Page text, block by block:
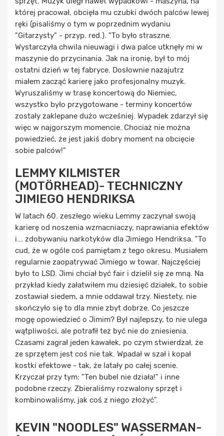
której pracował, obcięła mu czubki dwóch palców lewej
ręki (pisaliśmy o tym w poprzednim wydaniu
"Gitarzysty" - przyp. red.). "To było straszne.
Wystarczyła chwila nieuwagi i dwa palce utknęły mi w
maszynie do przycinania. Jak na ironię, był to mój
ostatni dzień w tej fabryce. Dosłownie nazajutrz
miałem zacząć karierę jako profesjonalny muzyk.
Wyruszaliśmy w trasę koncertową do Niemiec,
wszystko było przygotowane - terminy koncertów
zostały zaklepane dużo wcześniej. Wypadek zdarzył się
więc w najgorszym momencie. Chociaż nie można
powiedzieć, że jest jakiś dobry moment na obcięcie
sobie palców!"
LEMMY KILMISTER
(MOTÖRHEAD)- TECHNICZNY
JIMIEGO HENDRIKSA
W latach 60. zeszłego wieku Lemmy zaczynał swoją
karierę od noszenia wzmacniaczy, naprawiania efektów
i... zdobywaniu narkotyków dla Jimiego Hendriksa. "To
cud, że w ogóle coś pamiętam z tego okresu. Musiałem
regularnie zaopatrywać Jimiego w towar. Najczęściej
było to LSD. Jimi chciał być fair i dzielił się ze mną. Na
przykład kiedy załatwiłem mu dziesięć działek, to sobie
zostawiał siedem, a mnie oddawał trzy. Niestety, nie
skończyło się to dla mnie zbyt dobrze. Co jeszcze
mogę opowiedzieć o Jimim? Był najlepszy, to nie ulega
wątpliwości, ale potrafił też być nie do zniesienia.
Czasami zagrał jeden kawałek, po czym stwierdzał, że
ze sprzętem jest coś nie tak. Wpadał w szał i kopał
kostki efektowe - tak, że latały po całej scenie.
Krzyczał przy tym: "Ten bubel nie działa!" i inne
podobne rzeczy. Zbieraliśmy rozwalony sprzęt i
kombinowaliśmy, jak coś z niego złożyć".
KEVIN "NOODLES" WASSERMAN-